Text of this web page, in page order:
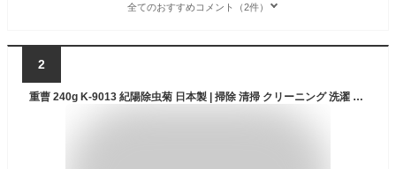
全てのおすすめコメント（2件）
2
重曹 240g K-9013 紀陽除虫菊 日本製 | 掃除 清掃 クリーニング 洗濯 油汚れ コゲ落とし 焦げ落とし フライパン 鍋 キッチン トイレ 消臭 トイレ消臭 冷蔵庫内 冷蔵庫 臭い消し 湯アカ アカ 湯垢 あか 風呂